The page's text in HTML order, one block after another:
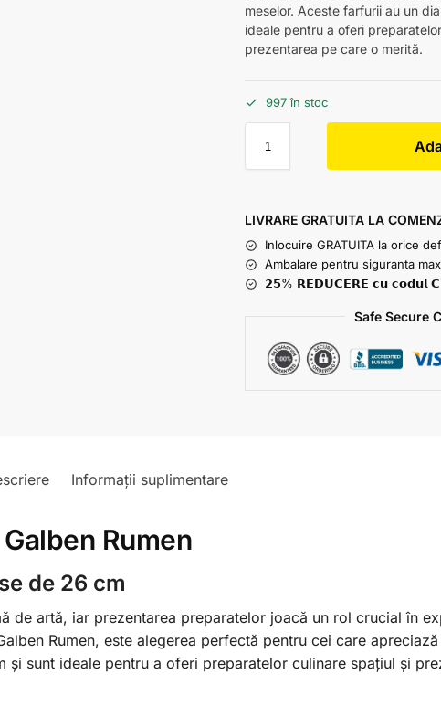
meselor. Aceste farfurii au un
ideale pentru a oferi
prezentarea pe care o merită.
997 în stoc
LIVRARE GRATUITA LA
Inlocuire GRATUITA la orice
Ambalare pentru siguranta
𝟮𝟱% 𝗥𝗘𝗗𝗨𝗖𝗘𝗥𝗘 𝗰𝘂 𝗰𝗼𝗱𝘂𝗹
Safe Secure
Informații suplimentare
Rumen
de 26 cm
de artă, iar prezentarea preparatelor joacă un rol crucial în
Rumen, este alegerea perfectă pentru cei care
sunt ideale pentru a oferi preparatelor culinare spațiul și